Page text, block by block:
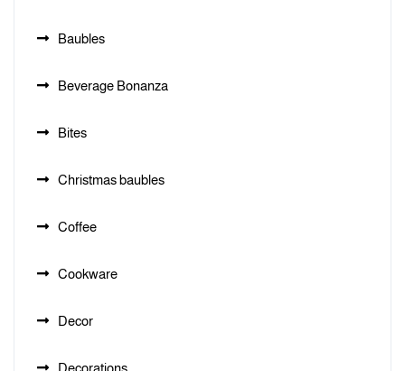
Baubles
Beverage Bonanza
Bites
Christmas baubles
Coffee
Cookware
Decor
Decorations